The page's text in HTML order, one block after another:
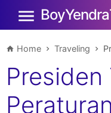
Boy
Home Traveling
Presiden